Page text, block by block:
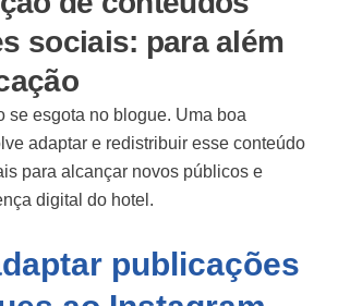
sociais: para além
se esgota no blogue. Uma boa
adaptar e redistribuir esse conteúdo
para alcançar novos públicos e
digital do hotel.
publicações